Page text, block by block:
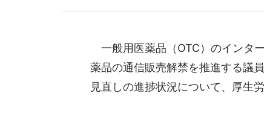
一般用医薬品（OTC）のインタ
薬品の通信販売解禁を推進する議
見直しの進捗状況について、厚生